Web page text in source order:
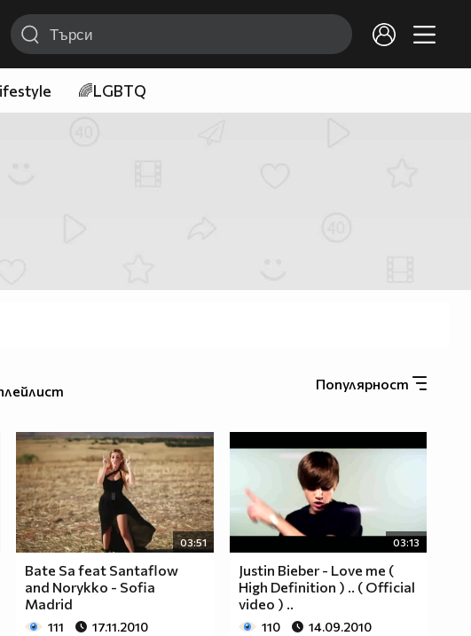
🌈LGBTQ
Популярност
03:51
Bate Sa feat Santaflow
and Norykko - Sofia
Madrid
111 17.11.2010
03:13
Justin Bieber - Love me (
High Definition ) .. ( Official
video ) ..
110 14.09.2010